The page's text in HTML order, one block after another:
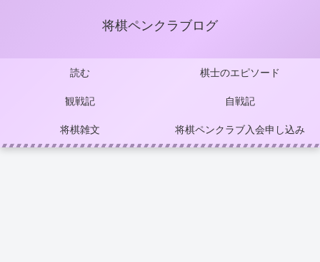
将棋ペンクラブログ
読む 棋士のエピソード
観戦記 自戦記
将棋雑文 将棋ペンクラブ入会申し込み